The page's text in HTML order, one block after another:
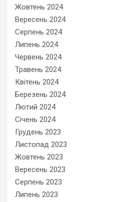
Жовтень 2024
Вересень 2024
Серпень 2024
Липень 2024
Червень 2024
Травень 2024
Квітень 2024
Березень 2024
Лютий 2024
Січень 2024
Грудень 2023
Листопад 2023
Жовтень 2023
Вересень 2023
Серпень 2023
Липень 2023